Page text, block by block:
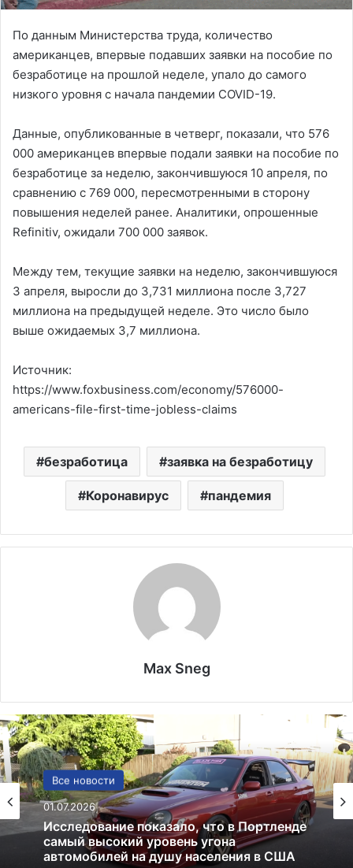
По данным Министерства труда, количество
американцев, впервые подавших заявки на пособие по
безработице на прошлой неделе, упало до самого
низкого уровня с начала пандемии COVID-19.
Данные, опубликованные в четверг, показали, что 576
000 американцев впервые подали заявки на пособие по
безработице за неделю, закончившуюся 10 апреля, по
сравнению с 769 000, пересмотренными в сторону
повышения неделей ранее. Аналитики, опрошенные
Refinitiv, ожидали 700 000 заявок.
Между тем, текущие заявки на неделю, закончившуюся
3 апреля, выросли до 3,731 миллиона после 3,727
миллиона на предыдущей неделе. Это число было
выше ожидаемых 3,7 миллиона.
Источник:
https://www.foxbusiness.com/economy/576000-
americans-file-first-time-jobless-claims
безработица заявка на безработицу
Коронавирус пандемия
Max Sneg
Все новости
01.07.2026
США
13.06.2025
Америка имеет огромный избыток сыра